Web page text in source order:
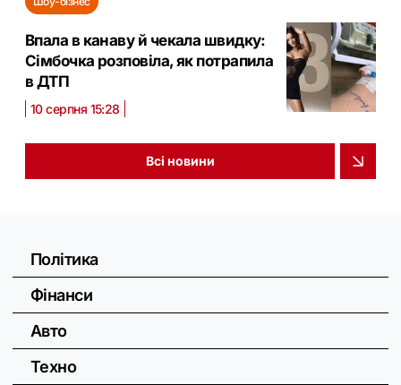
Впала в канаву й чекала швидку:
Сімбочка розповіла, як потрапила
в ДТП
10 серпня 15:28
Всі новини
Політика
Фінанси
Авто
Техно